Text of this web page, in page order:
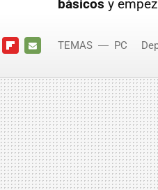
básicos y
MAIL
TEMAS PC